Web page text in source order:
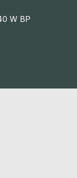
W BP